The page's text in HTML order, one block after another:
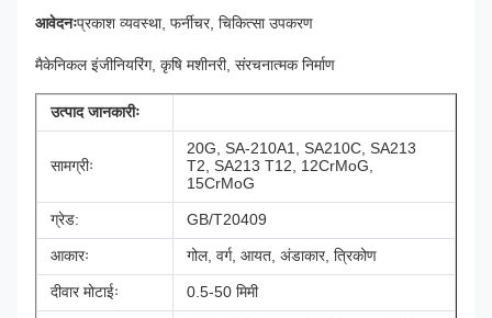
आवेदनःप्रकाश व्यवस्था, फर्नीचर, चिकित्सा उपकरण
मैकेनिकल इंजीनियरिंग, कृषि मशीनरी, संरचनात्मक निर्माण
उत्पाद जानकारीः
सामग्रीः
20G, SA-210A1, SA210C, SA213
T2, SA213 T12, 12CrMoG,
15CrMoG
ग्रेड: GB/T20409
आकारः गोल, वर्ग, आयत, अंडाकार, त्रिकोण
दीवार मोटाईः 0.5-50 मिमी